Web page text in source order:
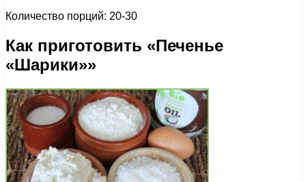
Количество порций: 20-30
Как приготовить «Печенье
«Шарики»»